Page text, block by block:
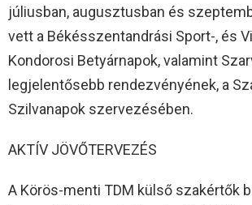
júliusban, augusztusban és
vett a Békésszentandrási Sport-, és
Kondorosi Betyárnapok, valamint
legjelentősebb rendezvényének, a
Szilvanapok szervezésében.
AKTÍV JÖVŐTERVEZÉS
A Körös-menti TDM külső szakértők